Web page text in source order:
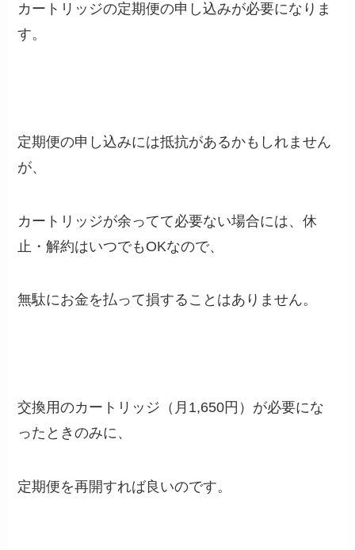
カートリッジの定期便の申し込みが必要になりま
す。
定期便の申し込みには抵抗があるかもしれません
が、
カートリッジが余ってて必要ない場合には、休
止・解約はいつでもOKなので、
無駄にお金を払って損することはありません。
交換用のカートリッジ（月1,650円）が必要にな
ったときのみに、
定期便を再開すれば良いのです。